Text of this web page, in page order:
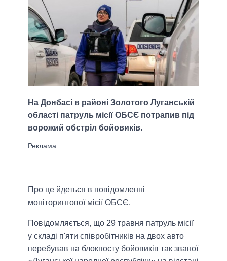
На Донбасі в районі Золотого Луганській
області патруль місії ОБСЄ потрапив під
ворожий обстріл бойовиків.
Про це йдеться в повідомленні
моніторингової місії ОБСЄ.
Повідомляється, що 29 травня патруль місії
у складі п'яти співробітників на двох авто
перебував на блокпосту бойовиків так званої